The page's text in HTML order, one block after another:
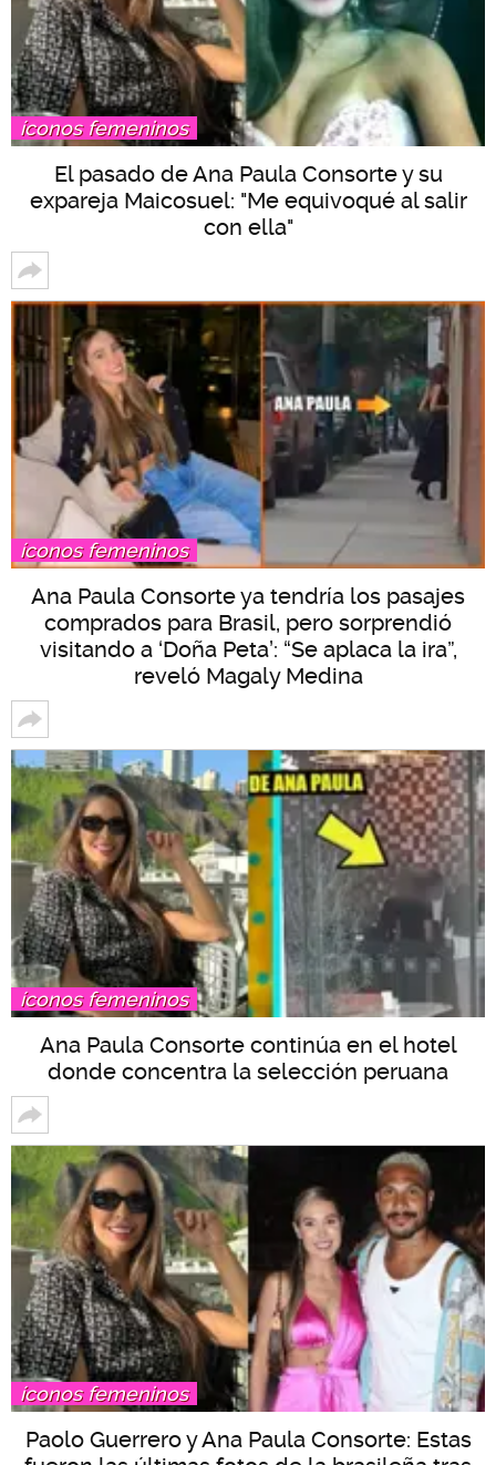
íconos femeninos
El pasado de Ana Paula Consorte y su
expareja Maicosuel: "Me equivoqué al salir
con ella"
íconos femeninos
Ana Paula Consorte ya tendría los pasajes
comprados para Brasil, pero sorprendió
visitando a ‘Doña Peta’: “Se aplaca la ira”,
reveló Magaly Medina
íconos femeninos
Ana Paula Consorte continúa en el hotel
donde concentra la selección peruana
íconos femeninos
Paolo Guerrero y Ana Paula Consorte: Estas